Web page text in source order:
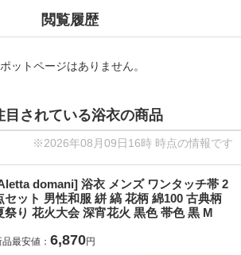
閲覧履歴
ットページはありません。
されている浴衣の商品
※2026年08月09日16時 時点の情報です
domani] 浴衣 メンズ ワンタッチ帯 2
セット 男性和服 絣 縞 花柄 綿100 古典柄
祭り 花火大会 深宵花火 黒色 帯色 黒 M
品最安値： 6,870円